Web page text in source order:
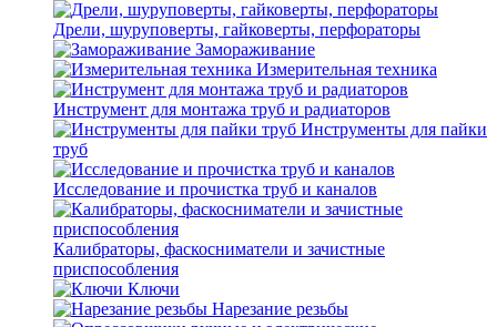
Дрели, шуруповерты, гайковерты, перфораторы
Замораживание
Измерительная техника
Инструмент для монтажа труб и радиаторов
Инструменты для пайки
труб
Исследование и прочистка труб и каналов
Калибраторы, фаскосниматели и зачистные
приспособления
Ключи
Нарезание резьбы